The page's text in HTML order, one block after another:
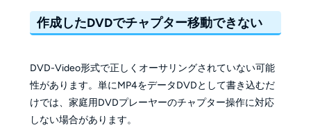
作成したDVDでチャプター移動できない
DVD-Video形式で正しくオーサリングされていない可能
性があります。単にMP4をデータDVDとして書き込むだ
けでは、家庭用DVDプレーヤーのチャプター操作に対応
しない場合があります。